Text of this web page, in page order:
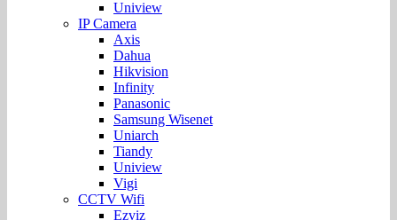
Uniview
IP Camera
Axis
Dahua
Hikvision
Infinity
Panasonic
Samsung Wisenet
Uniarch
Tiandy
Uniview
Vigi
CCTV Wifi
Ezviz